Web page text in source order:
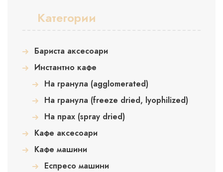
Категории
Бариста аксесоари
Инстантно кафе
На гранула (agglomerated)
На гранула (freeze dried, lyophilized)
На прах (spray dried)
Кафе аксесоари
Кафе машини
Еспресо машини